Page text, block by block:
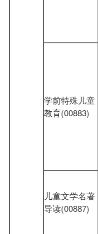
学前特殊儿童
教育(00883)
儿童文学名著
导读(00887)